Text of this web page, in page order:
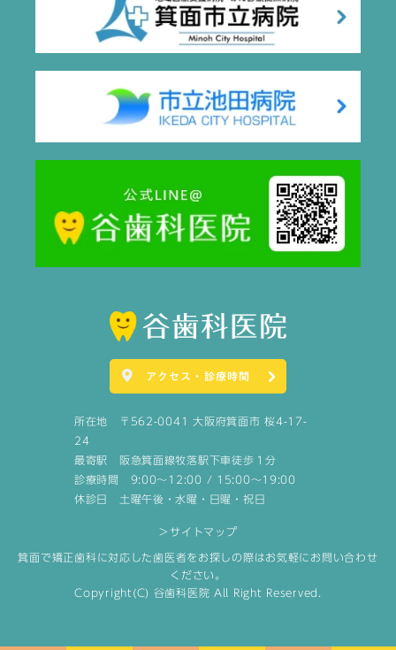
アクセス・診療時間
所在地 〒562-0041 大阪府箕面市 桜4-17-
24
最寄駅 阪急箕面線牧落駅下車徒歩１分
診療時間 9:00～12:00 / 15:00～19:00
休診日 土曜午後・水曜・日曜・祝日
＞サイトマップ
箕面で矯正歯科に対応した歯医者をお探しの際はお気軽にお問い合わせ
ください。
Copyright(C) 谷歯科医院 All Right Reserved.